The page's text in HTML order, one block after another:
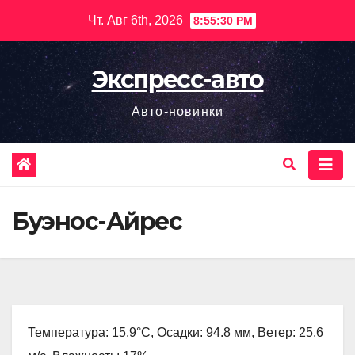
содержимому
Чт. Авг 6th, 2026 8:55:31 PM
Экспресс-авто
Авто-новинки
Буэнос-Айрес
Температура: 15.9°C, Осадки: 94.8 мм, Ветер: 25.6